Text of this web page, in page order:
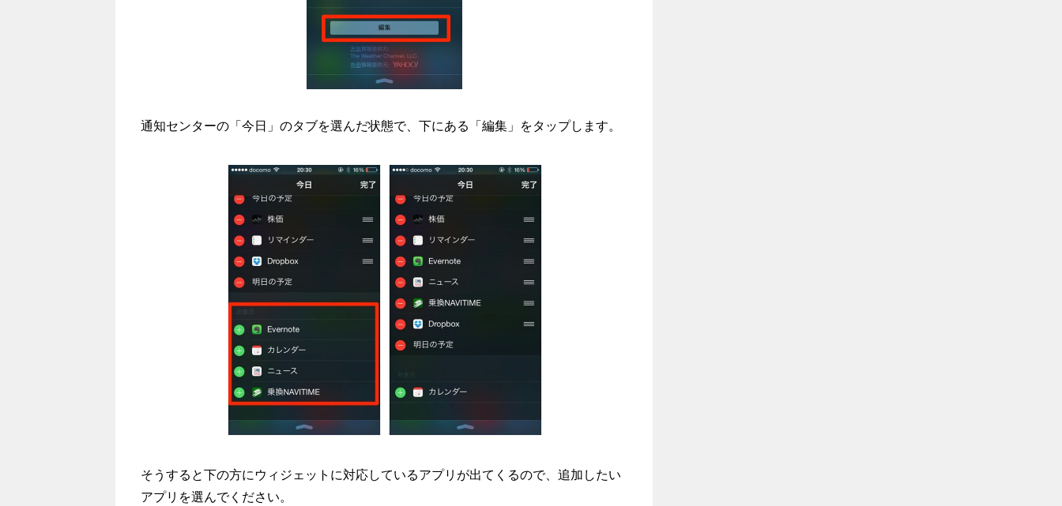
通知センターの「今日」のタブを選んだ状態で、下にある「編集」をタップします。
そうすると下の方にウィジェットに対応しているアプリが出てくるので、追加したい
アプリを選んでください。